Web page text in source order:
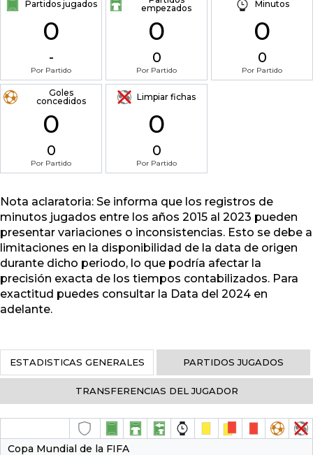
Partidos jugados
0
-
Por Partido
empezados
0
0
Por Partido
Minutos
0
0
Por Partido
Goles
concedidos
0
0
Por Partido
Limpiar fichas
0
0
Por Partido
Nota aclaratoria: Se informa que los registros de
minutos jugados entre los años 2015 al 2023 pueden
presentar variaciones o inconsistencias. Esto se debe a
limitaciones en la disponibilidad de la data de origen
durante dicho periodo, lo que podría afectar la
precisión exacta de los tiempos contabilizados. Para
exactitud puedes consultar la Data del 2024 en
adelante.
ESTADISTICAS GENERALES PARTIDOS JUGADOS
TRANSFERENCIAS DEL JUGADOR
Copa Mundial de la FIFA